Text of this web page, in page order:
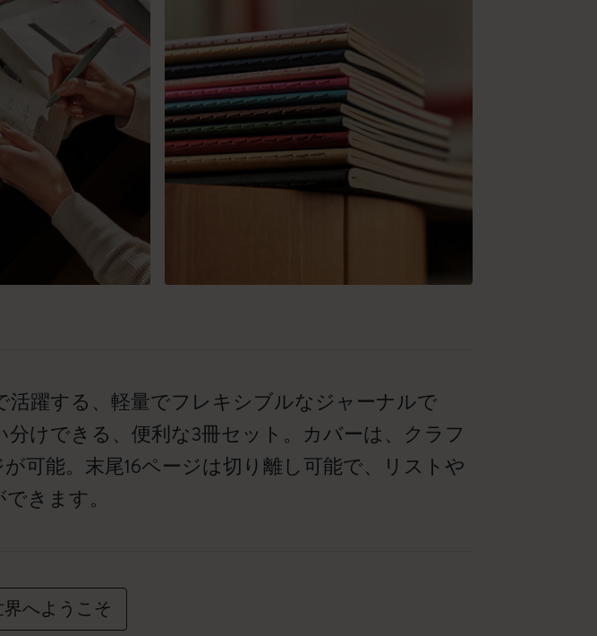
躍する、軽量でフレキシブルなジャーナルで
けできる、便利な3冊セット。カバーは、クラフ
可能。末尾16ページは切り離し可能で、リストや
きます。
へようこそ